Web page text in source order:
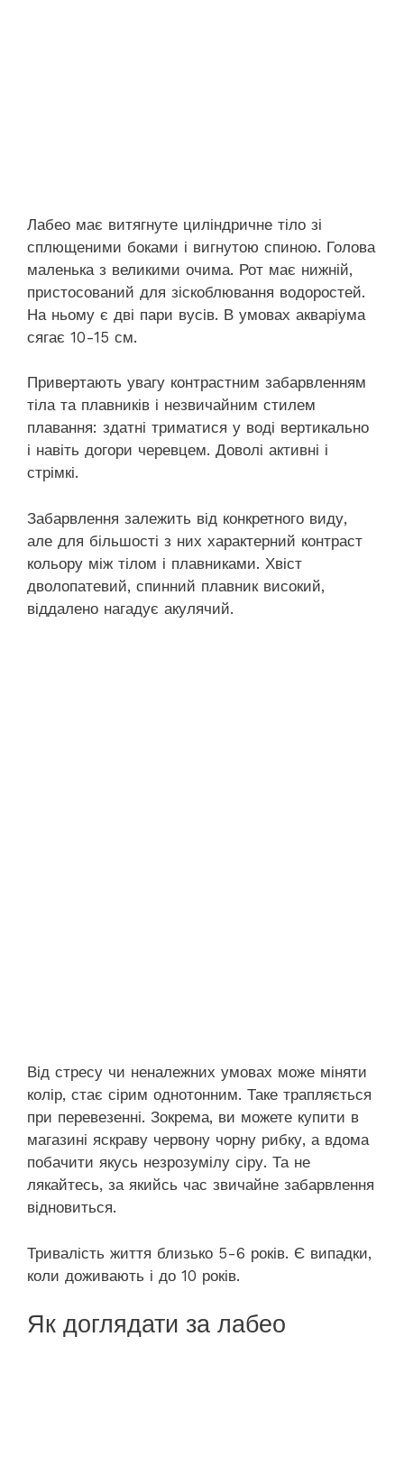
Лабео має витягнуте циліндричне тіло зі
сплющеними боками і вигнутою спиною. Голова
маленька з великими очима. Рот має нижній,
пристосований для зіскоблювання водоростей.
На ньому є дві пари вусів. В умовах акваріума
сягає 10-15 см.
Привертають увагу контрастним забарвленням
тіла та плавників і незвичайним стилем
плавання: здатні триматися у воді вертикально
і навіть догори черевцем. Доволі активні і
стрімкі.
Забарвлення залежить від конкретного виду,
але для більшості з них характерний контраст
кольору між тілом і плавниками. Хвіст
дволопатевий, спинний плавник високий,
віддалено нагадує акулячий.
Від стресу чи неналежних умовах може міняти
колір, стає сірим однотонним. Таке трапляється
при перевезенні. Зокрема, ви можете купити в
магазині яскраву червону чорну рибку, а вдома
побачити якусь незрозумілу сіру. Та не
лякайтесь, за якийсь час звичайне забарвлення
відновиться.
Тривалість життя близько 5-6 років. Є випадки,
коли доживають і до 10 років.
Як доглядати за лабео